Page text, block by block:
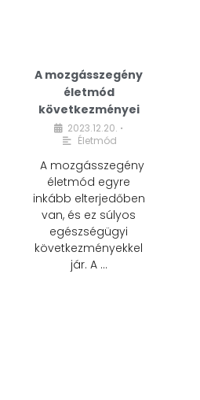
A mozgásszegény
életmód
következményei
2023.12.20. •
Életmód
A mozgásszegény
életmód egyre
inkább elterjedőben
van, és ez súlyos
egészségügyi
következményekkel
jár. A …